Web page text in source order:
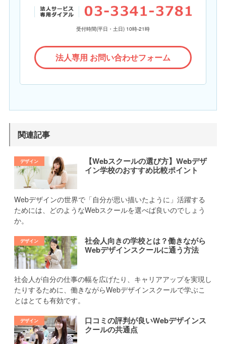
受付時間(平日・土日) 10時-21時
法人専用 お問い合わせフォーム
関連記事
【Webスクールの選び方】Webデザ
イン学校のおすすめ比較ポイント
Webデザインの世界で「自分が思い描いたように」活躍する
ためには、どのようなWebスクールを選べば良いのでしょう
か。
社会人向きの学校とは？働きながら
Webデザインスクールに通う方法
社会人が自分の仕事の幅を広げたり、キャリアアップを実現し
たりするために、働きながらWebデザインスクールで学ぶこ
とはとても有効です。
口コミの評判が良いWebデザインス
クールの共通点